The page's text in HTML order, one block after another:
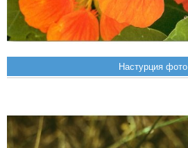
Настурция фото